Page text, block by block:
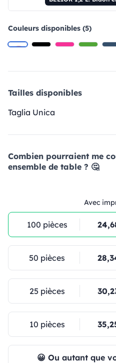
Couleurs disponibles (5)
Tailles disponibles
Taglia Unica
Combien pourraient me
ensemble de table ? 🤔
Avec
100 pièces
50 pièces
25 pièces
10 pièces
😀 Ou autant que